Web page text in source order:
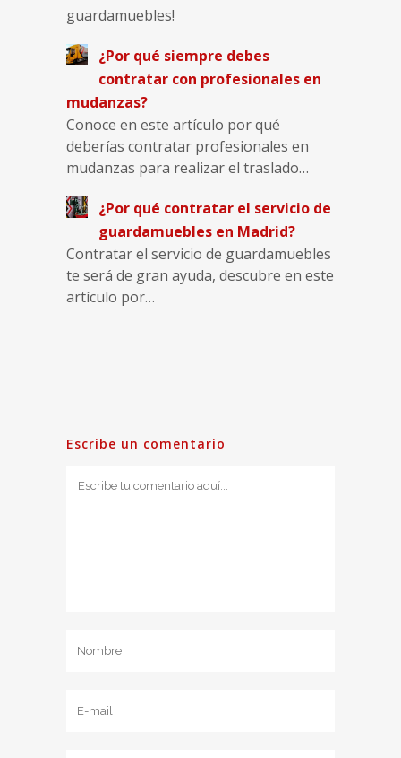
guardamuebles!
¿Por qué siempre debes
contratar con profesionales en
mudanzas?
Conoce en este artículo por qué
deberías contratar profesionales en
mudanzas para realizar el traslado…
¿Por qué contratar el servicio de
guardamuebles en Madrid?
Contratar el servicio de guardamuebles
te será de gran ayuda, descubre en este
artículo por…
Escribe un comentario